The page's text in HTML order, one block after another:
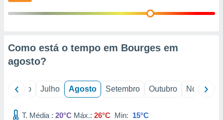
através
estudos
Como está o tempo em Bourges em
agosto?
Junho Julho Agosto Setembro Outubro Novembro
T. Média : 20°C Máx.: 26°C Min: 15°C